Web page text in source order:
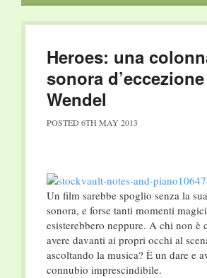
Heroes: una
sonora
Wendel
POSTED 6TH MAY 2013
Un film sarebbe spoglio senza la
sonora, e forse tanti momenti
esisterebbero neppure. A chi non è
avere davanti ai propri occhi al
ascoltando la musica? È un dare e
connubio imprescindibile.